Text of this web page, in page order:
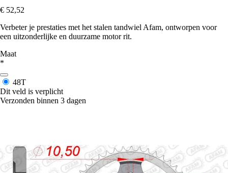
€ 52,52
Verbeter je prestaties met het stalen tandwiel Afam, ontworpen voor
een uitzonderlijke en duurzame motor rit.
Maat
*
48T
Dit veld is verplicht
Verzonden binnen 3 dagen